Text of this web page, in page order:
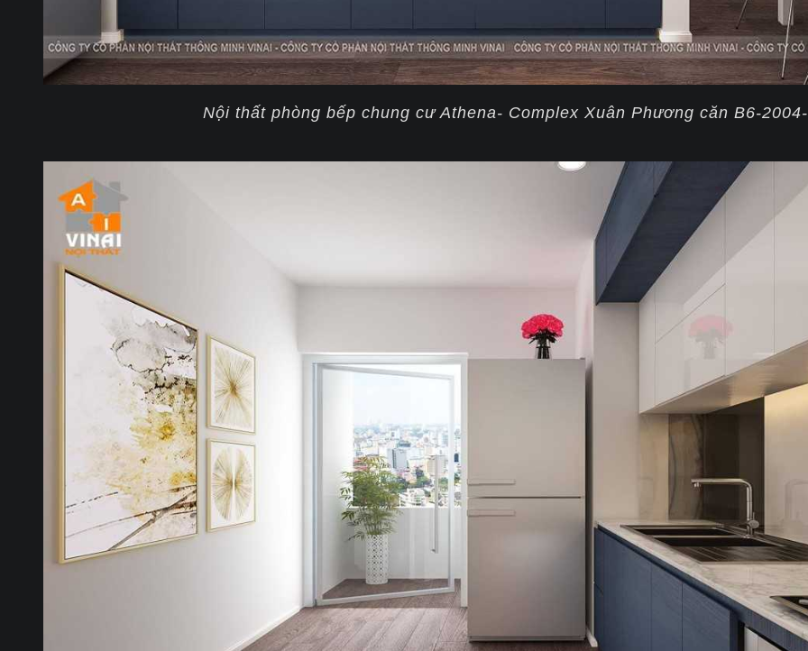
Nội thất phòng bếp chung cư Athena- Complex Xuân Phương căn B6-